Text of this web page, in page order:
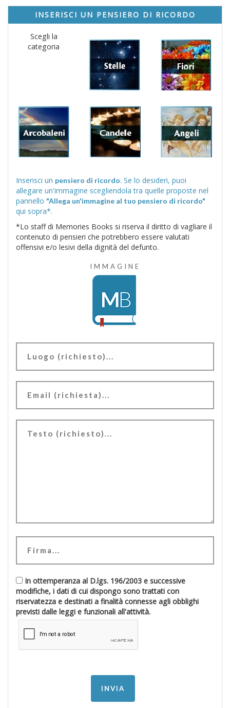
INSERISCI UN PENSIERO DI RICORDO
Scegli la
categoria
Inserisci un pensiero di ricordo. Se lo desideri, puoi
allegare un'immagine scegliendola tra quelle proposte nel
pannello "Allega un'immagine al tuo pensiero di ricordo"
qui sopra*.
*Lo staff di Memories Books si riserva il diritto di vagliare il
contenuto di pensieri che potrebbero essere valutati
offensivi e/o lesivi della dignità del defunto.
IMMAGINE
In ottemperanza al D.lgs. 196/2003 e successive
modifiche, i dati di cui dispongo sono trattati con
riservatezza e destinati a finalità connesse agli obblighi
previsti dalle leggi e funzionali all'attività.